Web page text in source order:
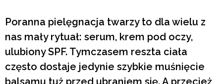
Poranna pielęgnacja twarzy to dla wielu z
nas mały rytuał: serum, krem pod oczy,
ulubiony SPF. Tymczasem reszta ciała
często dostaje jedynie szybkie muśnięcie
balsamu tuż przed ubraniem się. A przecież